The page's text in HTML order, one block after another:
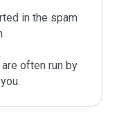
in the spam
often run by